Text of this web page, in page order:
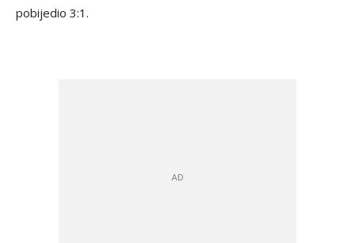
pobijedio 3:1.